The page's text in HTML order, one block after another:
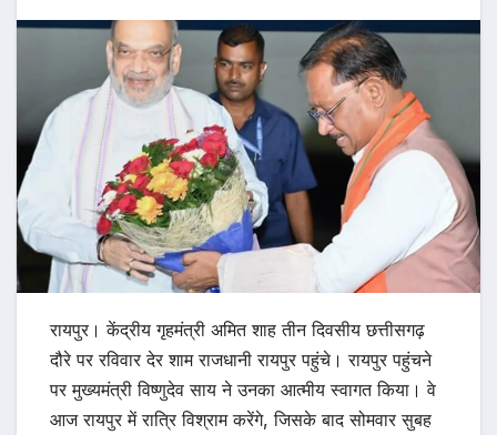
रायपुर। केंद्रीय गृहमंत्री अमित शाह तीन दिवसीय छत्तीसगढ़
दौरे पर रविवार देर शाम राजधानी रायपुर पहुंचे। रायपुर पहुंचने
पर मुख्यमंत्री विष्णुदेव साय ने उनका आत्मीय स्वागत किया। वे
आज रायपुर में रात्रि विश्राम करेंगे, जिसके बाद सोमवार सुबह